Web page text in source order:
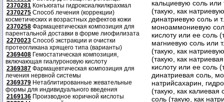
2370281 Конъюгаты гидроксиалкилкрахмал
2370275 Способ лечения (коррекции)
косметических и возрастных дефектов кожи
2370258 Фармацевтическая композиция для
парентальной доставки в форме лиофилизата
2270023 Способ экстракции и очистки
протеогликана хрящего типа (варианты)
2369408 Гемостатическая композиция,
включающая гиалуроновую кислоту
2369387 Фармацевтическая композиция для
лечения нервной системы
2369379 Нетаблитированные жевательные
формы для индивидуального введения
2169136 Производное коричной кислоты
кальциевую соль или
(такую, как
динатриевую соль и
моноаммониевую
кислоту или ее соль
магниевую соль или
(такую, как
(такую, как
кислоту или ее соль
динатриевая соль,
натрийсахарин,
(такую, как калиевая
соль (такую, как